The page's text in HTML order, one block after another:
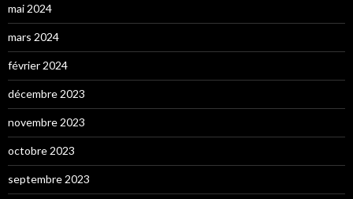
mai 2024
mars 2024
février 2024
décembre 2023
novembre 2023
octobre 2023
septembre 2023